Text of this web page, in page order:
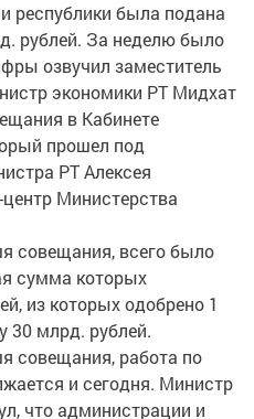
республики была подана
рублей. За неделю было
озвучил заместитель
экономики РТ Мидхат
в Кабинете
прошел под
РТ Алексея
Министерства
совещания, всего было
сумма которых
из которых одобрено 1
30 млрд. рублей.
совещания, работа по
и сегодня. Министр
что администрации и